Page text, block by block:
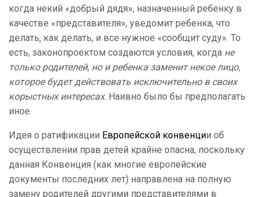
когда некий «добрый дядя», назначенный ребенку в
качестве «представителя», уведомит ребенка, что
делать, как делать, и все нужное «сообщит суду». То
есть, законопроектом создаются условия, когда не
только родителей, но и ребенка заменит некое лицо,
которое будет действовать исключительно в своих
корыстных интересах. Наивно было бы предполагать
иное.
Идея о ратификации Европейской конвенции об
осуществлении прав детей крайне опасна, поскольку
данная Конвенция (как многие европейские
документы последних лет) направлена на полную
замену родителей другими представителями в